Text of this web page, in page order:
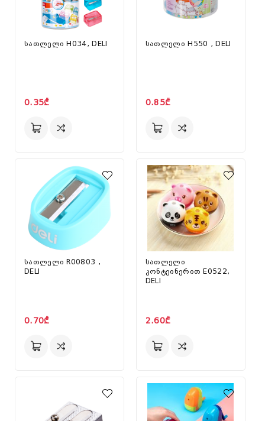
სათლელი H034, DELI
0.35₾
სათლელი H550 , DELI
0.85₾
სათლელი R00803 ,
DELI
0.70₾
სათლელი
კონტეინერით E0522,
DELI
2.60₾